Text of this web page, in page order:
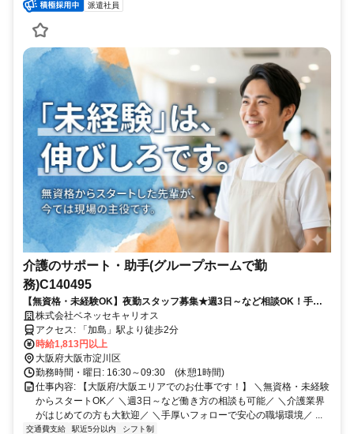
派遣社員
介護のサポート・助手(グループホームで勤
務)C140495
【無資格・未経験OK】夜勤スタッフ募集★週3日～など相談OK！手厚
いサポート体制で介護業界デビューを応援します／派遣介護職のお仕事
◎
株式会社ベネッセキャリオス
アクセス: 「加島」駅より徒歩2分
時給1,813円以上
大阪府大阪市淀川区
勤務時間・曜日: 16:30～09:30 (休憩1時間)
仕事内容: 【大阪府/大阪エリアでのお仕事です！】 ＼無資格・未経験
からスタートOK／ ＼週3日～など働き方の相談も可能／ ＼介護業界
がはじめての方も大歓迎／ ＼手厚いフォローで安心の職場環境／ ...
交通費支給 駅近5分以内 シフト制